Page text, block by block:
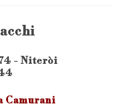
- Niteròi
Camurani